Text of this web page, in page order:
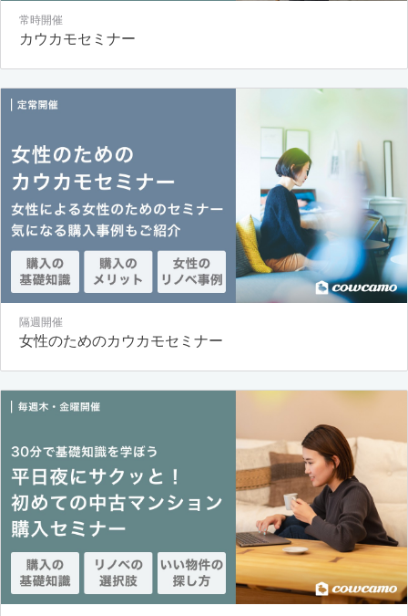
常時開催
カウカモセミナー
隔週開催
女性のためのカウカモセミナー